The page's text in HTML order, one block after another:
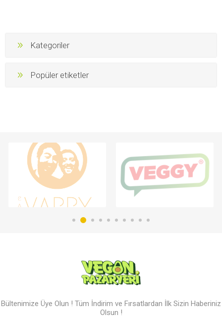
Kategoriler
Popüler etiketler
Bültenimize Üye Olun ! Tüm İndirim ve Fırsatlardan İlk Sizin Haberiniz
Olsun !